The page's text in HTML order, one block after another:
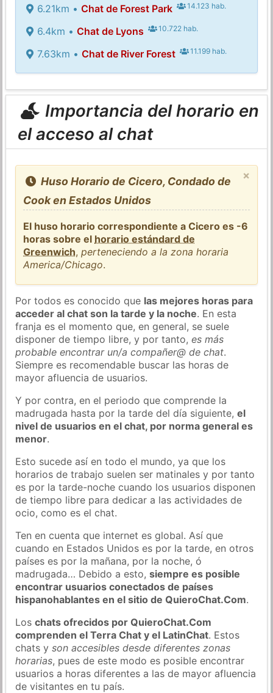
6.21km • Chat de Forest Park 14.123 hab.
6.4km • Chat de Lyons 10.722 hab.
7.63km • Chat de River Forest 11.199 hab.
Importancia del horario en
el acceso al chat
×
Huso Horario de Cicero, Condado de
Cook en Estados Unidos
El huso horario correspondiente a Cicero es -6
horas sobre el horario estándard de
Greenwich,perteneciendo a la zona horaria
America/Chicago.
Por todos es conocido que las mejores horas para
acceder al chat son la tarde y la noche. En esta
franja es el momento que, en general, se suele
disponer de tiempo libre, y por tanto,es más
probable encontrar un/a compañer@ de chat.
Siempre es recomendable buscar las horas de
mayor afluencia de usuarios.
Y por contra, en el periodo que comprende la
madrugada hasta por la tarde del día siguiente,el
nivel de usuarios en el chat, por norma general es
menor.
Esto sucede así en todo el mundo, ya que los
horarios de trabajo suelen ser matinales y por tanto
es por la tarde-noche cuando los usuarios disponen
de tiempo libre para dedicar a las actividades de
ocio, como es el chat.
Ten en cuenta que internet es global. Así que
cuando en Estados Unidos es por la tarde, en otros
países es por la mañana, por la noche, ó
madrugada… Debido a esto,siempre es posible
encontrar usuarios conectados de países
hispanohablantes en el sitio de QuieroChat.Com.
Loschats ofrecidos por QuieroChat.Com
comprenden el Terra Chat y el LatinChat. Estos
chats yson accesibles desde diferentes zonas
horarias, pues de este modo es posible encontrar
usuarios a horas diferentes a las de mayor afluencia
de visitantes en tu país.